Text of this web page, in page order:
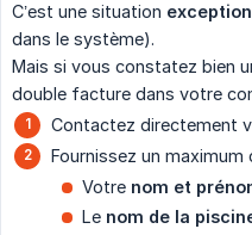
C’est une situation
dans le système).
Mais si vous constatez bien
double facture dans votre
Contactez directement
Fournissez un maximum
Votre nom et
Le nom de la